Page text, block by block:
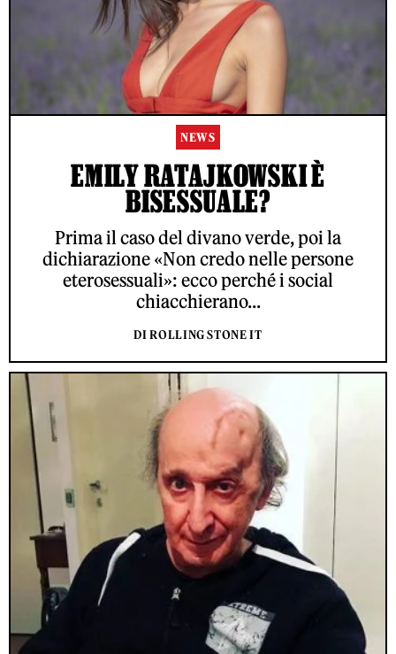
NEWS
EMILY RATAJKOWSKI È
BISESSUALE?
Prima il caso del divano verde, poi la
dichiarazione «Non credo nelle persone
eterosessuali»: ecco perché i social
chiacchierano...
DI ROLLING STONE IT